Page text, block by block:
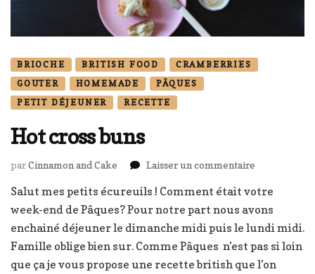
BRIOCHE BRITISH FOOD
CRAMBERRIES
GOUTER
HOMEMADE
PÂQUES
PETIT DÉJEUNER
RECETTE
Hot cross buns
parCinnamon and Cake Laisser un commentaire
cross
buns
Salut mes petits écureuils ! Comment était votre
week-end de Pâques? Pour notre part nous avons
enchainé déjeuner le dimanche midi puis le lundi midi.
Famille oblige bien sur. Comme Pâques n’est pas si loin
que ça je vous propose une recette british que l’on